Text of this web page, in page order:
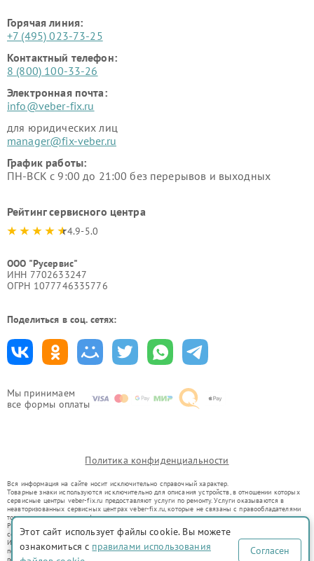
Мы принимаем
все формы оплаты
Горячая линия:
+7 (495) 023-73-25
Контактный телефон:
8 (800) 100-33-26
Электронная почта:
info@veber-fix.ru
для юридических лиц
manager@fix-veber.ru
График работы:
ПН-ВСК с 9:00 до 21:00 без перерывов и выходных
Рейтинг сервисного центра
4.9-5.0
ООО "Русервис"
ИНН 7702633247
ОГРН 1077746335776
Поделиться в соц. сетях:
Политика конфиденциальности
Вся информация на сайте носит исключительно справочный характер.
Товарные знаки используются исключительно для описания устройств, в отношении которых
сервисные центры veber-fix.ru предоставляют услуги по ремонту. Услуги оказываются в
неавторизованных сервисных центрах veber-fix.ru, которые не связаны с правообладателями
товарных знаков или их официальными представителями.
Ремонт осуществляется для устройств, уже введенных в гражданский оборот в соответствии
со статьей 1487 ГК РФ.
Использование товарных знаков не преследует цели индивидуализации услуг или введения
потребителей в заблуждение, а служит для информирования о предоставляемых услугах по
Этот сайт использует файлы cookie. Вы можете
ознакомиться с правилами использования
Согласен